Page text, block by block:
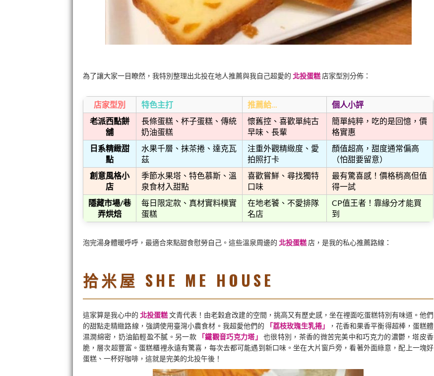
為了讓大家一目瞭然，我特別整理出北投在地人推薦與我自己超愛的 北投蛋糕 店家型別分佈：
店家型別 特色主打 推薦給...
個人小評
老派西點餅
舖
長條蛋糕、杯子蛋糕、傳統
奶油蛋糕
懷舊控、喜歡單純古
早味、長輩
簡單純粹，吃的是回憶，價
格實惠
日系精緻甜
點
水果千層、抹茶捲、達克瓦
茲
注重外觀精緻度、愛
拍照打卡
顏值超高，甜度通常偏高
（怕甜要留意）
創意風格小
店
季節水果塔、特色慕斯、溫
泉食材入甜點
喜歡嘗鮮、尋找獨特
口味
最有驚喜感！價格稍高但值
得一試
隱藏市場/巷
弄烘焙
每日限定款、真材實料樸實
蛋糕
在地老饕、不愛排隊
名店
CP值王者！靠緣分才能買
到
泡完湯身體暖呼呼，最適合來點甜食慰勞自己。這些溫泉周邊的 北投蛋糕 店，是我的私心推薦路線：
拾米屋 SHE ME HOUSE
這家算是我心中的北投蛋糕文青代表！由老穀倉改建的空間，挑高又有歷史感，坐在裡面吃蛋糕特別有味道。他們
的甜點走精緻路線，強調使用臺灣小農食材。我超愛他們的
「荔枝玫瑰生乳捲」
，花香和果香平衡得超棒，蛋糕體
濕潤綿密，奶油餡輕盈不膩。另一款
「鐵觀音巧克力塔」
也很特別，茶香的微苦完美中和巧克力的濃鬱，塔皮香
脆，層次超豐富。蛋糕櫃裡永遠有驚喜，每次去都可能遇到新口味。坐在大片窗戶旁，看著外面綠意，配上一塊好
蛋糕、一杯好咖啡，這就是完美的北投午後！